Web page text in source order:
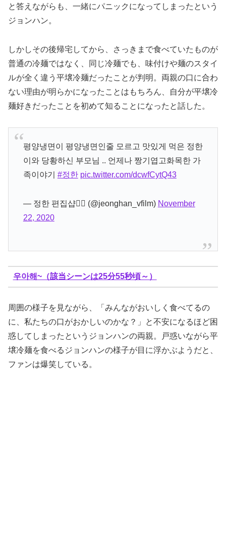
と答えながらも、一緒にパニックになってしまったという
ジョンハン。
しかしその後帰宅してから、さっきまで食べていたものが
普通の冷麺ではなく、同じ冷麺でも、味付けや麺のスタイ
ルが全く違う平壌冷麺だったことが判明。両親の口に合わ
ない理由が明らかになったことはもちろん、自分が平壌冷
麺好きだったことを初めて知ることになったと話した。
평양냉면이 평양냉면인줄 모르고 맛있게 먹은 정한
이와 당황하신 부모님 .. 언제나 짱기엽고화목한 가
족이야기 #정한 pic.twitter.com/dcwfCytQ43
— 정한 편집샵✌🏻 (@jeonghan_vfilm) November
22, 2020
우아해~（該当シーンは25分55秒頃～）
周囲の様子を見ながら、「みんながおいしく食べてるの
に、私たちの口がおかしいのかな？」と不安になるほど困
惑してしまったというジョンハンの両親。戸惑いながら平
壌冷麺を食べるジョンハンの様子が目に浮かぶようだと、
ファンは爆笑している。